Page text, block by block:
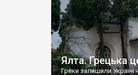
Ялта. Грецька
Греки залишили